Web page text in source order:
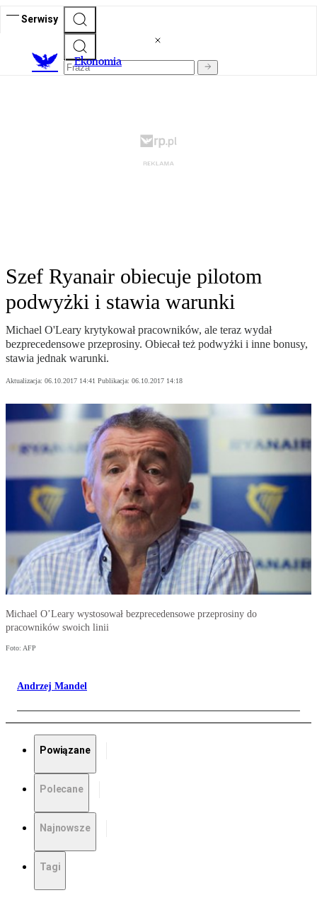
Serwisy
Ekonomia
Szef Ryanair obiecuje pilotom
podwyżki i stawia warunki
Michael O'Leary krytykował pracowników, ale teraz wydał
bezprecedensowe przeprosiny. Obiecał też podwyżki i inne bonusy,
stawia jednak warunki.
Aktualizacja: 06.10.2017 14:41 Publikacja: 06.10.2017 14:18
Michael O’Leary wystosował bezprecedensowe przeprosiny do
pracowników swoich linii
Foto: AFP
Andrzej Mandel
Powiązane
Polecane
Najnowsze
Tagi